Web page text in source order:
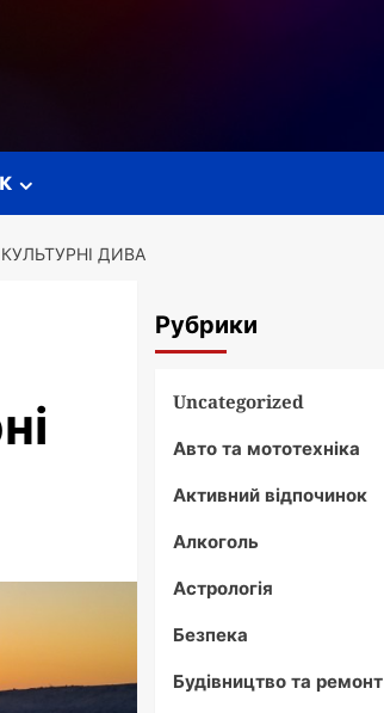
ДИВА
Рубрики
Uncategorized
Авто та мототехніка
Активний відпочинок
Алкоголь
Астрологія
Безпека
Будівництво та ремонт